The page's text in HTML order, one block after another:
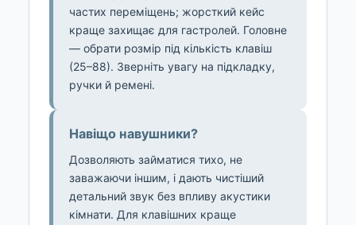
частих переміщень; жорсткий кейс
краще захищає для гастролей. Головне
— обрати розмір під кількість клавіш
(25–88). Зверніть увагу на підкладку,
ручки й ремені.
Навіщо навушники?
Дозволяють займатися тихо, не
заважаючи іншим, і дають чистіший
детальний звук без впливу акустики
кімнати. Для клавішних краще